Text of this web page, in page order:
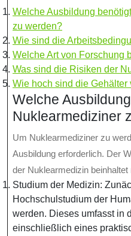
Welche Ausbildung
zu werden?
Wie sind die
Welche Art von Forschung
Was sind die Risiken der
Wie hoch sind die
Welche
Nuklearmediziner
Um Nuklearmediziner zu
Ausbildung erforderlich. Der
der Nuklearmedizin
Studium der Medizin:
Hochschulstudium der
werden. Dieses umfasst in
einschließlich eines